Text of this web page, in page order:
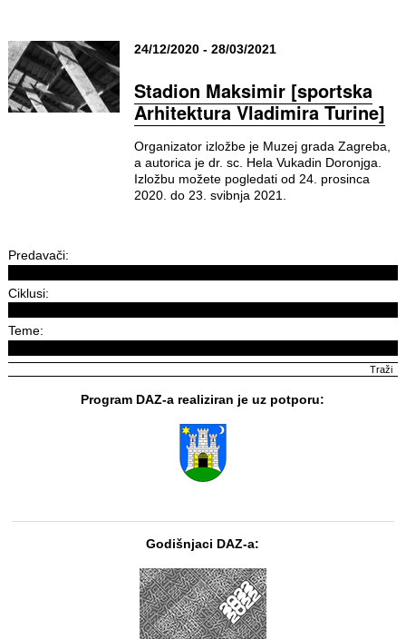
24/12/2020 - 28/03/2021
Stadion Maksimir [sportska
Arhitektura Vladimira Turine]
Organizator izložbe je Muzej grada Zagreba,
a autorica je dr. sc. Hela Vukadin Doronjga.
Izložbu možete pogledati od 24. prosinca
2020. do 23. svibnja 2021.
Predavači:
Ciklusi:
Teme:
Program DAZ-a realiziran je uz potporu:
Godišnjaci DAZ-a: